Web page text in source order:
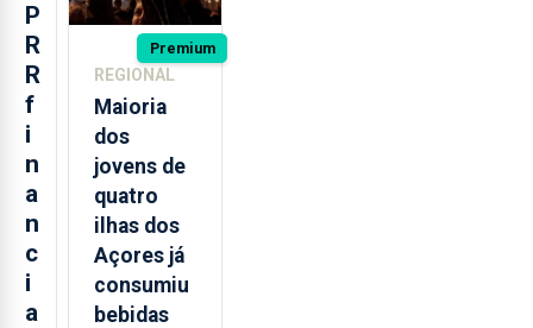
P
R
R
f
i
n
a
n
c
i
a
Premium
REGIONAL
Maioria
dos
jovens de
quatro
ilhas dos
Açores já
consumiu
bebidas